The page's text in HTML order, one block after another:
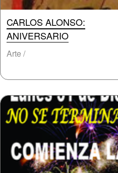
CARLOS ALONSO:
ANIVERSARIO
Arte /